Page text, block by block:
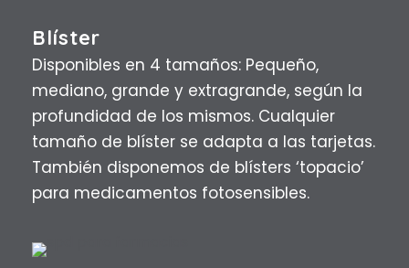
Blíster
Disponibles en 4 tamaños: Pequeño,
mediano, grande y extragrande, según la
profundidad de los mismos. Cualquier
tamaño de blíster se adapta a las tarjetas.
También disponemos de blísters ‘topacio’
para medicamentos fotosensibles.